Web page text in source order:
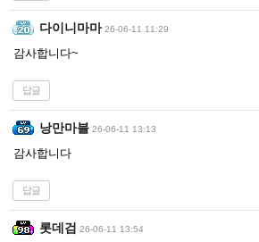
다이니마마 26-06-11 11:29
감사합니다~
답글
낭만마블 26-06-11 13:13
감사합니다
답글
롯데검 26-06-11 13:54